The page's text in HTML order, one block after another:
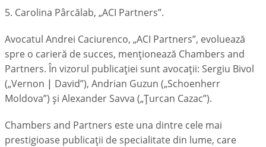
5. Carolina Pârcălab, „ACI Partners”.
Avocatul Andrei Caciurenco, „ACI Partners”, evoluează
spre o carieră de succes, menționează Chambers and
Partners. În vizorul publicației sunt avocații: Sergiu Bivol
(„Vernon | David”), Andrian Guzun („Schoenherr
Moldova”) și Alexander Savva („Ţurcan Cazac”).
Chambers and Partners este una dintre cele mai
prestigioase publicaţii de specialitate din lume, care